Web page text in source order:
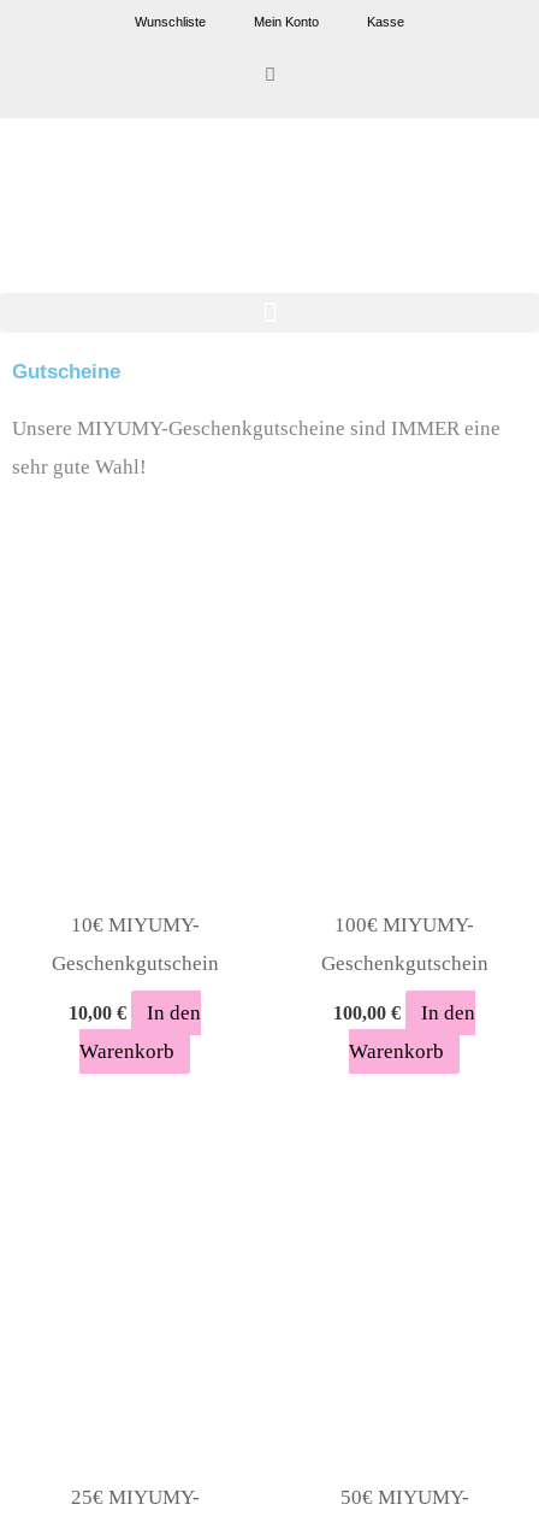
Wunschliste Mein Konto Kasse
Warenkorb
Gutscheine
Unsere MIYUMY-Geschenkgutscheine sind IMMER eine
sehr gute Wahl!
10€ MIYUMY-
Geschenkgutschein
10,00 €
In den
Warenkorb
100€ MIYUMY-
Geschenkgutschein
100,00 €
In den
Warenkorb
25€ MIYUMY-
50€ MIYUMY-